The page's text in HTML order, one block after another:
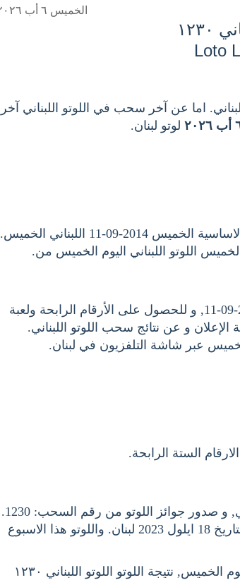
الخميس ٦ أب ٢٠٢٦
Loto
اما عن آخر سحب في اللوتو اللبناني آخر
لوتو لبنان.
اخر سحب اخر لوتو ارقام السحب الأرقام الستة الاساسية الخميس 2014-09-11 اللبناني الخميس.
هنا نتيجة سحب اللوتو اللبناني اليوم الخميس 2014-09-11, و للحصول على الأرقام الرابحة ولعبة
و عن نتائج سحب اللوتو اللبناني.
عبر شاشة التلفزيون في لبنان.
الستة الرابحة.
يصدر السحب عن شركة اليانصيب الوطني اللبناني, و صدور جوائز اللوتو من رقم السحب: 1230.
وكما جوائز سحب زيد 1230 سحب الخميس هذا التاريخ 18 ايلول 2023 لبنان. واللوتو هذا الاسبوع
ليوم الخميس, نتيجة اللوتو اللوتو اللبناني ١٢٣٠